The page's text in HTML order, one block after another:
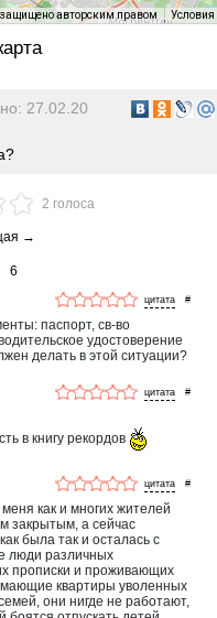
авторским правом Условия
27.02.20
2 голоса
6
#
паспорт, св-во
удостоверение
делать в этой ситуации?
#
в книгу рекордов
#
как и многих жителей
закрытым, а сейчас
была так и осталась с
люди различных
прописки и проживающих
квартиры уволенных
они нигде не работают,